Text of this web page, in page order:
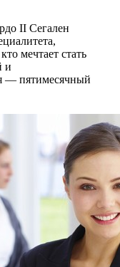
II Сегален
мечтает стать
и
— пятимесячный